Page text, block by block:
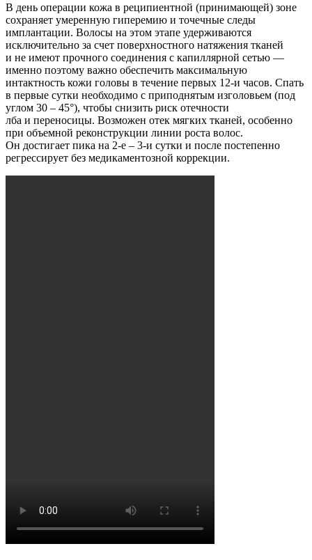
В день операции кожа в реципиентной (принимающей) зоне
сохраняет умеренную гиперемию и точечные следы
имплантации. Волосы на этом этапе удерживаются
исключительно за счет поверхностного натяжения тканей
и не имеют прочного соединения с капиллярной сетью —
именно поэтому важно обеспечить максимальную
интактность кожи головы в течение первых 12-и часов. Спать
в первые сутки необходимо с приподнятым изголовьем (под
углом 30 – 45°), чтобы снизить риск отечности
лба и переносицы. Возможен отек мягких тканей, особенно
при объемной реконструкции линии роста волос.
Он достигает пика на 2-е – 3-и сутки и после постепенно
регрессирует без медикаментозной коррекции.